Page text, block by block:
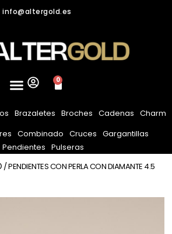
info@altergold.es
0
Brazaletes Broches Cadenas Charm
Combinado Cruces Gargantillas
Pendientes Pulseras
/ PENDIENTES CON PERLA CON DIAMANTE 4.5